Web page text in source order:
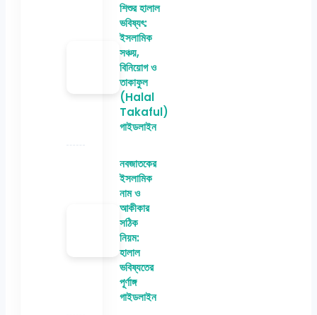
শিশুর হালাল
ভবিষ্যৎ:
ইসলামিক
সঞ্চয়,
বিনিয়োগ ও
তাকাফুল
(Halal
Takaful)
গাইডলাইন
নবজাতকের
ইসলামিক
নাম ও
আকীকার
সঠিক
নিয়ম:
হালাল
ভবিষ্যতের
পূর্ণাঙ্গ
গাইডলাইন